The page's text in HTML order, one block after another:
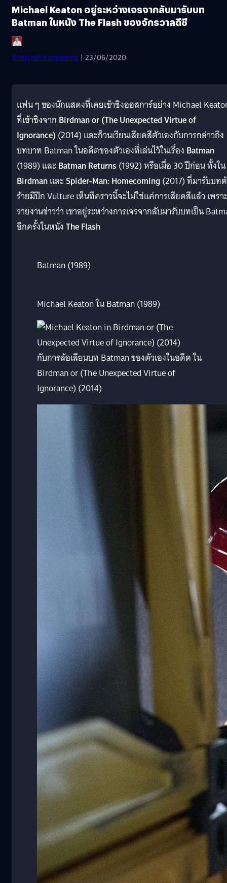
Michael Keaton อยู่ระหว่างเจรจากลับมารับบท
Batman ในหนัง The Flash ของจักรวาลดีซี
Vinijphat Kanyapong | 23/06/2020
แฟน ๆ ของนักแสดงที่เคยเข้าชิงออสการ์อย่าง Michael
ที่เข้าชิงจาก Birdman or (The Unexpected Virtue of
Ignorance)(2014) และก็วนเวียนเสียดสีตัวเองกับการกล่าวถึง
บทบาท Batman ในอดีตของตัวเองที่เล่นไว้ในเรื่อง Batman
(1989) และBatman Returns (1992) หรือเมื่อ 30 ปีก่อน ทั้งใน
BirdmanและSpider-Man: Homecoming (2017) ที่มารับบท
ร้ายมีปีก Vulture เห็นทีคราวนี้จะไม่ใช่แค่การเสียดสีแล้ว เพรา
รายงานข่าวว่า เขาอยู่ระหว่างการเจรจากลับมารับบทเป็น
อีกครั้งในหนังThe Flash
Batman (1989)
Michael Keaton ใน Batman (1989)
กับการล้อเลียนบท Batman ของตัวเองในอดีต ใน
Birdman or (The Unexpected Virtue of
Ignorance) (2014)